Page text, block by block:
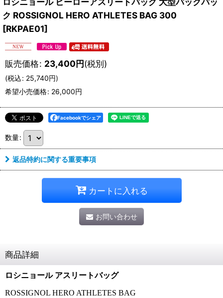
ク ROSSIGNOL HERO ATHLETES BAG 300
[RKPAE01]
販売価格: 23,400円(税別)
(税込: 25,740円)
希望小売価格: 26,000円
Facebookでシェア
数量:
返品特約に関する重要事項
カートに入れる
お問い合わせ
商品詳細
ロシニョール アスリートバッグ
ROSSIGNOL HERO ATHLETES BAG